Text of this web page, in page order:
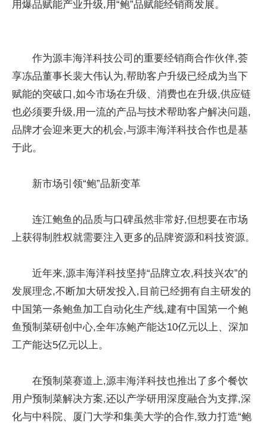
用爆品赋能产业升级,用“鲍”品赋能经销商发展。
作为源丰海洋科技公司的重要经销商合作伙伴,荟
享冻品董事长裴大伟认为,帮助客户升级已经成为当下
赋能的突破口,如今市场在升级、消费也在升级,供应链
也必须要升级,用一流的产品与技术帮助客户解决问题,
品牌才会迎来更大的机会,与源丰海洋科技合作也是基
于此。
新市场引领“鲍”品新变革
连江鲍鱼的品质与口碑虽然非常好,但想要在市场
上获得制胜权就需要注入更多的品牌资源和科技资源。
近年来,源丰海洋科技坚持“品牌立农,科技兴农”的
发展理念,不断加大研发投入,目前已经拥有自主研发的
中国第一条鲍鱼加工自动化生产线,建有中国第一个鲍
鱼预制菜研创中心,全年冻鲍产能达10亿元以上、深加
工产能达5亿元以上。
在预制菜赛道上,源丰海洋科技也推出了多个餐饮
用户预制菜解决方案,还以产学研用深度融合为支撑,深
化与中科院、厦门大学和集美大学的合作,致力打造“鲍